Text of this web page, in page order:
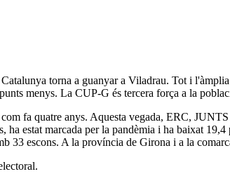
torna a guanyar a Viladrau. Tot i
menys. La CUP-G és tercera força a la
fa quatre anys. Aquesta vegada, ERC,
estat marcada per la pandèmia i ha baixat
33 escons. A la província de Girona i a la